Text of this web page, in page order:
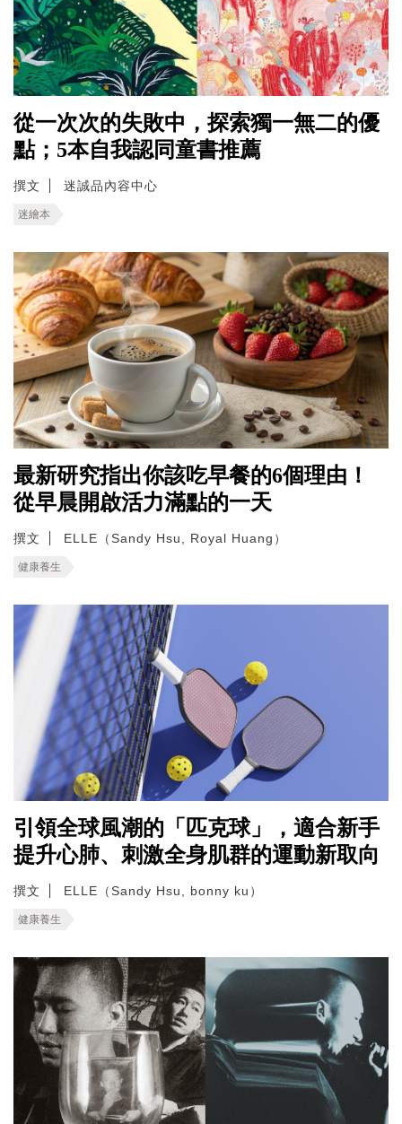
從一次次的失敗中，探索獨一無二的優
點；5本自我認同童書推薦
撰文 迷誠品內容中心
迷繪本
最新研究指出你該吃早餐的6個理由！
從早晨開啟活力滿點的一天
撰文 ELLE（Sandy Hsu, Royal Huang）
健康養生
引領全球風潮的「匹克球」，適合新手
提升心肺、刺激全身肌群的運動新取向
撰文 ELLE（Sandy Hsu, bonny ku）
健康養生